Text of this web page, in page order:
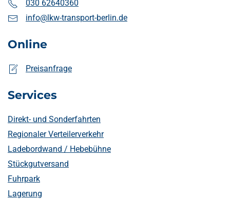
030 62640360
info@lkw-transport-berlin.de
Online
Preisanfrage
Services
Direkt- und Sonderfahrten
Regionaler Verteilerverkehr
Ladebordwand / Hebebühne
Stückgutversand
Fuhrpark
Lagerung